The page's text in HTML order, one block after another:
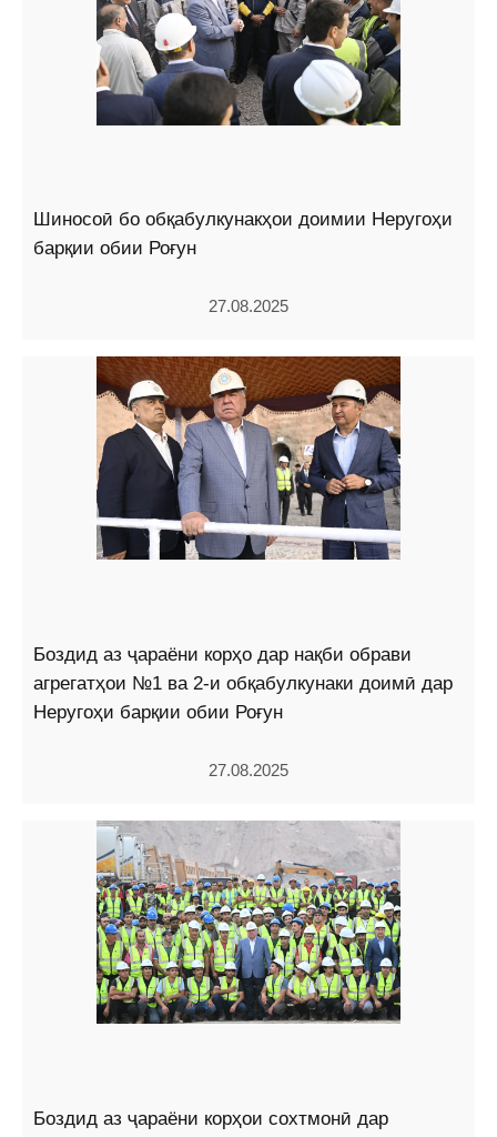
Шиносоӣ бо обқабулкунакҳои доимии Неругоҳи
барқии обии Роғун
27.08.2025
Боздид аз ҷараёни корҳо дар нақби обрави
агрегатҳои №1 ва 2-и обқабулкунаки доимӣ дар
Неругоҳи барқии обии Роғун
27.08.2025
Боздид аз ҷараёни корҳои сохтмонӣ дар